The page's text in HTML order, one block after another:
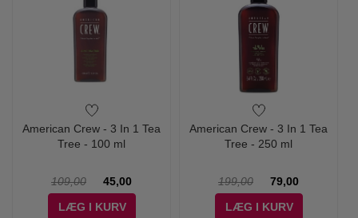
American Crew - 3 In 1 Tea
Tree - 100 ml
109,00
45,00
LÆG I KURV
American Crew - 3 In 1 Tea
Tree - 250 ml
199,00
79,00
LÆG I KURV